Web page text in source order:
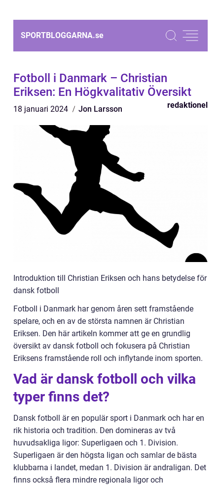
SPORTBLOGGARNA.se
Fotboll i Danmark – Christian
Eriksen: En Högkvalitativ Översikt
18 januari 2024 Jon Larsson redaktionel
Introduktion till Christian Eriksen och hans betydelse för
dansk fotboll
Fotboll i Danmark har genom åren sett framstående
spelare, och en av de största namnen är Christian
Eriksen. Den här artikeln kommer att ge en grundlig
översikt av dansk fotboll och fokusera på Christian
Eriksens framstående roll och inflytande inom sporten.
Vad är dansk fotboll och vilka
typer finns det?
Dansk fotboll är en populär sport i Danmark och har en
rik historia och tradition. Den domineras av två
huvudsakliga ligor: Superligaen och 1. Division.
Superligaen är den högsta ligan och samlar de bästa
klubbarna i landet, medan 1. Division är andraligan. Det
finns också flera mindre regionala ligor och